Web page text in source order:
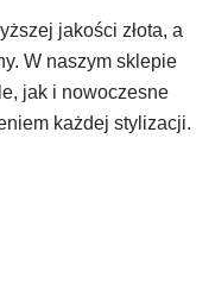
jakości złota, a
W naszym sklepie
jak i nowoczesne
każdej stylizacji.